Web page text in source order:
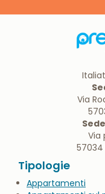
Via
Via
Tipologie
Appartamenti